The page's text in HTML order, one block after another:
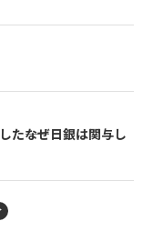
――なぜ日銀は関与し